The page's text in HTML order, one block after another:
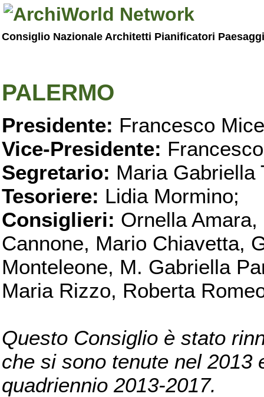
Consiglio Nazionale Architetti Pianificatori
PALERMO
Presidente: Francesco
Vice-Presidente:
Segretario: Maria Gabriella
Tesoriere: Lidia Mormino;
Consiglieri: Ornella
Cannone, Mario Chiavetta,
Monteleone, M. Gabriella
Maria Rizzo, Roberta
Questo Consiglio è stato
che si sono tenute nel 2013
quadriennio 2013-2017.